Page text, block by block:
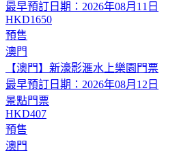
最早預訂日期：2026年08月11日
HKD1650
預售
澳門
【澳門】新濠影滙水上樂園門票
最早預訂日期：2026年08月12日
景點門票
HKD407
預售
澳門